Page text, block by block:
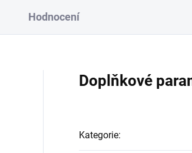
Hodnocení
Doplňkové
Kategorie: